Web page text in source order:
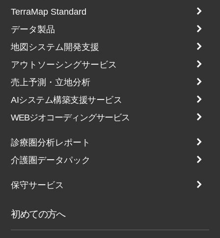
TerraMap Standard
データ製品
地図システム開発支援
アウトソーシングサービス
売上予測・立地分析
AIシステム構築支援サービス
WEBジオコーディングサービス
診療圏分析レポート
介護圏データパック
保守サービス
初めての方へ